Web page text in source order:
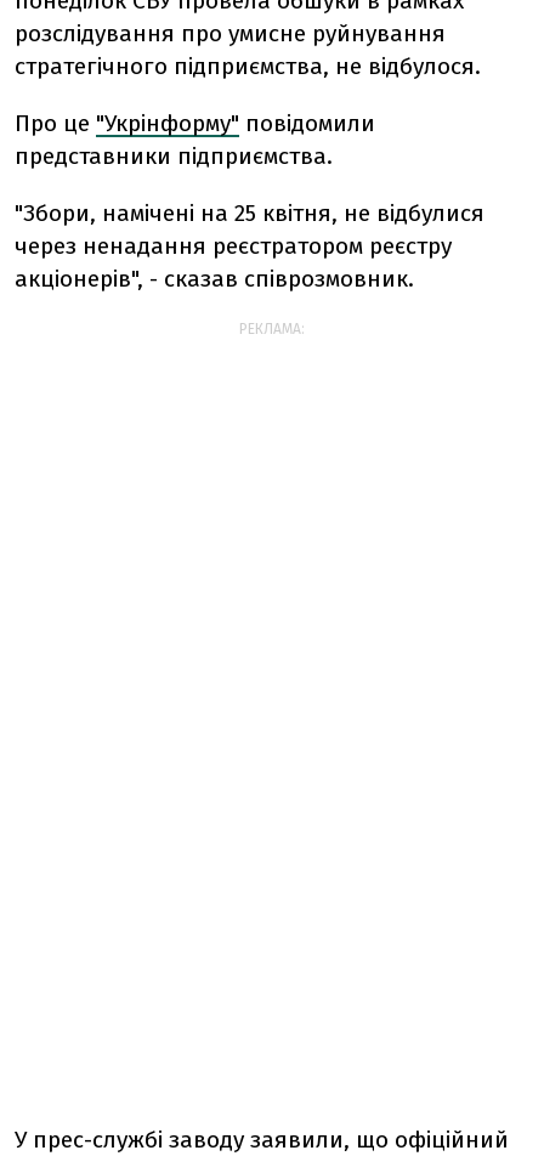
розслідування про умисне руйнування
стратегічного підприємства, не відбулося.
Про це "Укрінформу" повідомили
представники підприємства.
"Збори, намічені на 25 квітня, не відбулися
через ненадання реєстратором реєстру
акціонерів", - сказав співрозмовник.
РЕКЛАМА:
У прес-службі заводу заявили, що офіційний